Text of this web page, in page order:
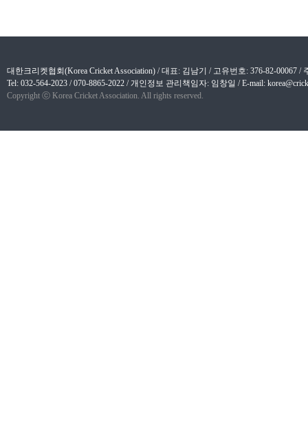
대한크리켓협회(Korea Cricket Association) / 대표: 김남기 / 고유번호: 376-82-00067
Tel: 032-564-2023 / 070-8865-2022 / 개인정보 관리책임자: 임창일 / E-mail:
Copyright ⓒ Korea Cricket Association. All rights reserved.